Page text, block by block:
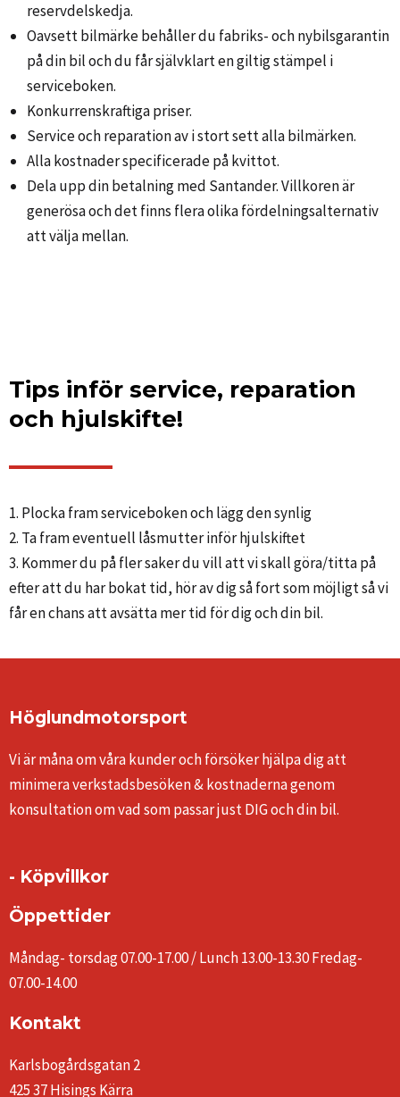
reservdelskedja.
Oavsett bilmärke behåller du fabriks- och nybilsgarantin
på din bil och du får självklart en giltig stämpel i
serviceboken.
Konkurrenskraftiga priser.
Service och reparation av i stort sett alla bilmärken.
Alla kostnader specificerade på kvittot.
Dela upp din betalning med Santander. Villkoren är
generösa och det finns flera olika fördelningsalternativ
att välja mellan.
Tips inför service, reparation
och hjulskifte!
1. Plocka fram serviceboken och lägg den synlig
2. Ta fram eventuell låsmutter inför hjulskiftet
3. Kommer du på fler saker du vill att vi skall göra/titta på
efter att du har bokat tid, hör av dig så fort som möjligt så vi
får en chans att avsätta mer tid för dig och din bil.
Höglundmotorsport
Vi är måna om våra kunder och försöker hjälpa dig att
minimera verkstadsbesöken & kostnaderna genom
konsultation om vad som passar just DIG och din bil.
- Köpvillkor
Öppettider
Måndag- torsdag 07.00-17.00 / Lunch 13.00-13.30 Fredag-
07.00-14.00
Kontakt
Karlsbogårdsgatan 2
425 37 Hisings Kärra